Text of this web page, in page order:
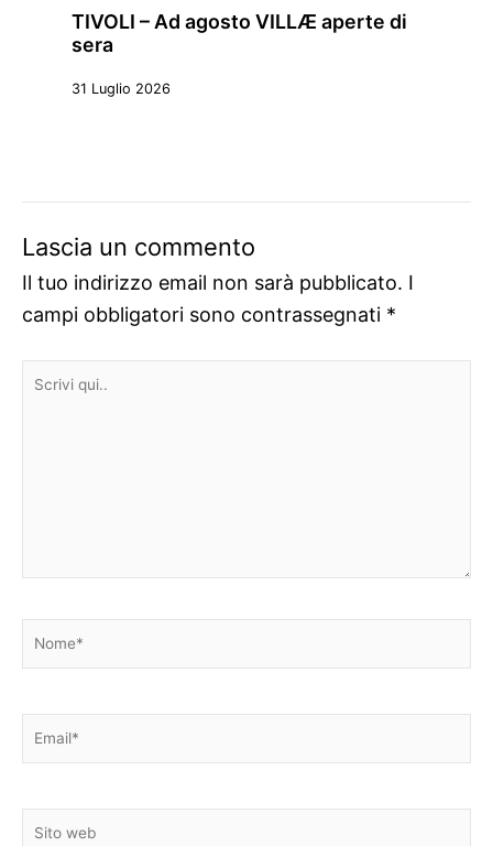
TIVOLI – Ad agosto VILLÆ aperte di
sera
31 Luglio 2026
Lascia un commento
Il tuo indirizzo email non sarà pubblicato. I
campi obbligatori sono contrassegnati *
Scrivi
Nome*
Email*
Sito